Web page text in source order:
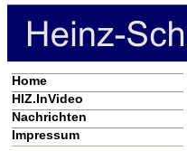
Navigation
überspringen
Home
HIZ.InVideo
Nachrichten
Impressum